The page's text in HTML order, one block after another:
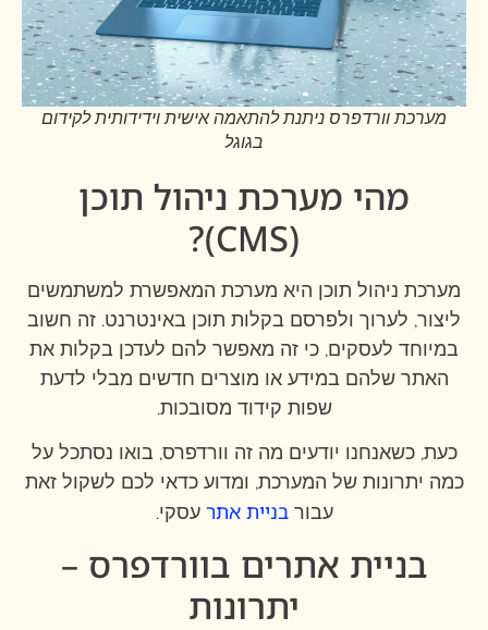
מערכת וורדפרס ניתנת להתאמה אישית וידידותית לקידום
בגוגל
מהי מערכת ניהול תוכן
(CMS)?
מערכת ניהול תוכן היא מערכת המאפשרת למשתמשים
ליצור, לערוך ולפרסם בקלות תוכן באינטרנט. זה חשוב
במיוחד לעסקים, כי זה מאפשר להם לעדכן בקלות את
האתר שלהם במידע או מוצרים חדשים מבלי לדעת
שפות קידוד מסובכות.
כעת, כשאנחנו יודעים מה זה וורדפרס, בואו נסתכל על
כמה יתרונות של המערכת, ומדוע כדאי לכם לשקול זאת
עבורבניית אתר עסקי.
בניית אתרים בוורדפרס –
יתרונות